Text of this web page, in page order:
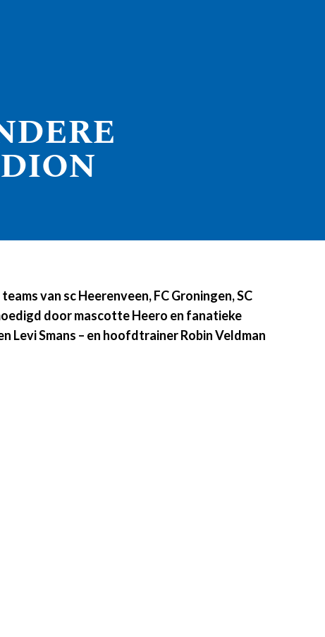
van sc Heerenveen, FC Groningen, SC
door mascotte Heero en fanatieke
Levi Smans – en hoofdtrainer Robin Veldman